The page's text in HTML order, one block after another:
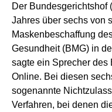
Der Bundesgerichtshof
Jahres über sechs von
Maskenbeschaffung
Gesundheit (BMG) in
sagte ein Sprecher des
Online. Bei diesen
sogenannte
Verfahren, bei denen